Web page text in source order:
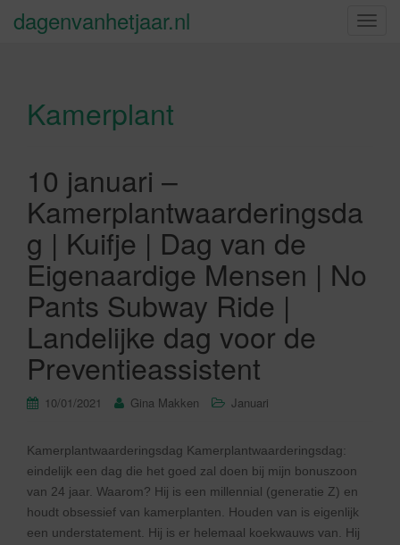
S
dagenvanhetjaar.nl
Kamerplant
10 januari –
Kamerplantwaarderingsda
g | Kuifje | Dag van de
Eigenaardige Mensen | No
Pants Subway Ride |
Landelijke dag voor de
Preventieassistent
10/01/2021 Gina Makken Januari
Kamerplantwaarderingsdag Kamerplantwaarderingsdag:
eindelijk een dag die het goed zal doen bij mijn bonuszoon
van 24 jaar. Waarom? Hij is een millennial (generatie Z) en
houdt obsessief van kamerplanten. Houden van is eigenlijk
een understatement. Hij is er helemaal koekwauws van. Hij